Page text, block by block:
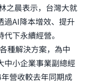
之晨表示，台灣大就
過AI降本增效、提升
下永續經營。
種解決方案，為中
中小企業事業副總經
營收較去年同期成